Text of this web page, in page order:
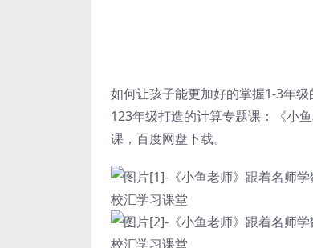
如何让孩子能更加好的掌握1-3年
123年级打造的计算专题课：《小
课，百度网盘下载。